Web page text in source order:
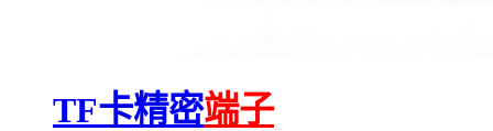
TF卡精密端子